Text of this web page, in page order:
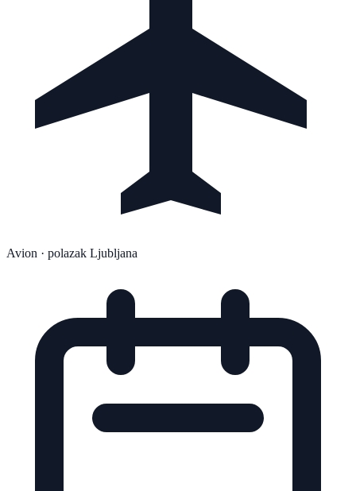
Avion · polazak Ljubljana